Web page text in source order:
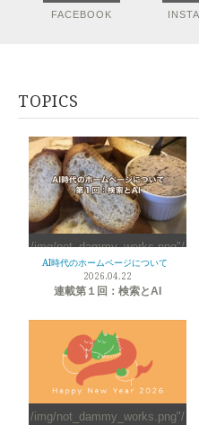
FACEBOOK
TOPICS
/img/not_dammy_works.png"/
>
AI時代のホームページについて
2026.04.22
連載第１回：検索とAI
/img/not_dammy_works.png"/